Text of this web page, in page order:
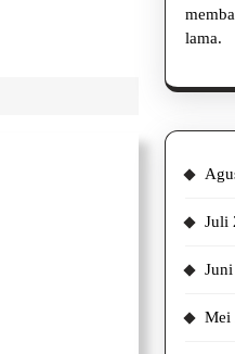
lama.
Juli
Mei